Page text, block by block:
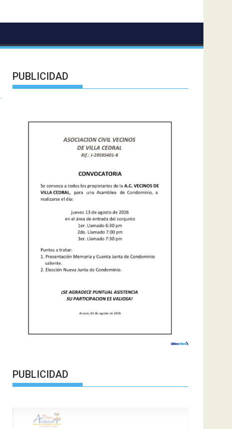
PUBLICIDAD
PUBLICIDAD